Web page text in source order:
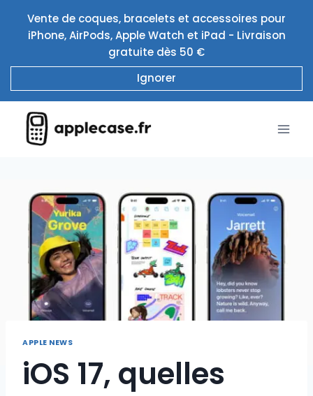
contenu
Vente de coques, bracelets et accessoires pour
iPhone, AirPods, Apple Watch et iPad - Livraison
gratuite dès 50 €
Ignorer
APPLE NEWS
iOS 17, quelles